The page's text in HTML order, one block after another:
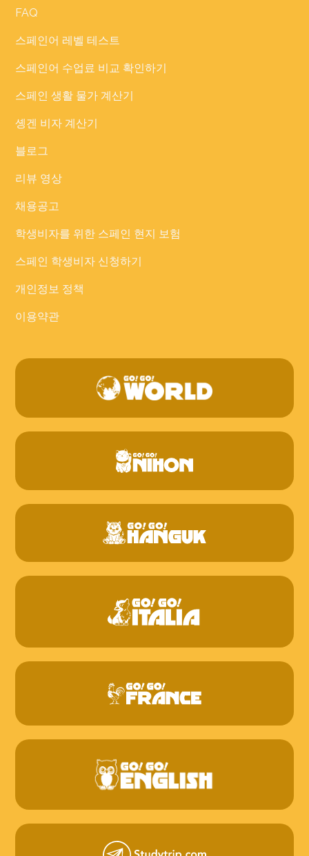
FAQ
스페인어 레벨 테스트
스페인어 수업료 비교 확인하기
스페인 생활 물가 계산기
솅겐 비자 계산기
블로그
리뷰 영상
채용공고
학생비자를 위한 스페인 현지 보험
스페인 학생비자 신청하기
개인정보 정책
이용약관